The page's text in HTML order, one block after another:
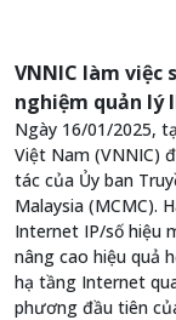
VNNIC làm việc
nghiệm quản lý
Ngày 16/01/2025,
Việt Nam (VNNIC)
tác của Ủy ban
Malaysia (MCMC).
Internet IP/số hiệu
nâng cao hiệu quả
hạ tầng Internet
phương đầu tiên